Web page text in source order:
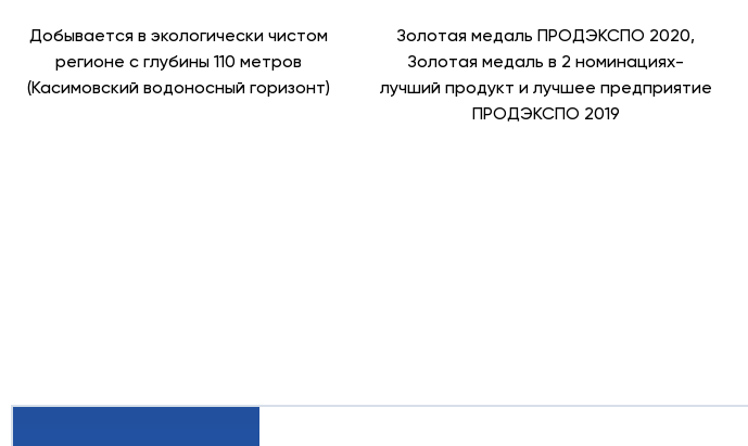
Добывается в экологически чистом
регионе с глубины 110 метров
(Касимовский водоносный горизонт)
Золотая медаль ПРОДЭКСПО 2020,
Золотая медаль в 2 номинациях-
лучший продукт и лучшее предприятие
ПРОДЭКСПО 2019